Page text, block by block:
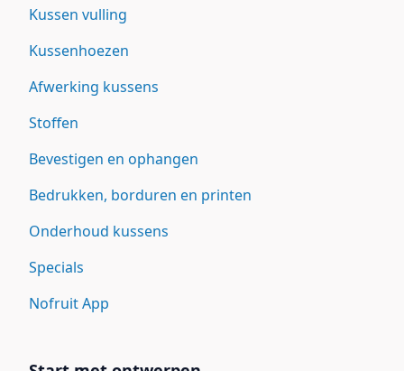
Kussen vulling
Kussenhoezen
Afwerking kussens
Stoffen
Bevestigen en ophangen
Bedrukken, borduren en printen
Onderhoud kussens
Specials
Nofruit App